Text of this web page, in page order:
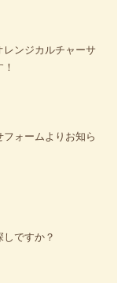
ンジカルチャーサ
ォームよりお知ら
ですか？